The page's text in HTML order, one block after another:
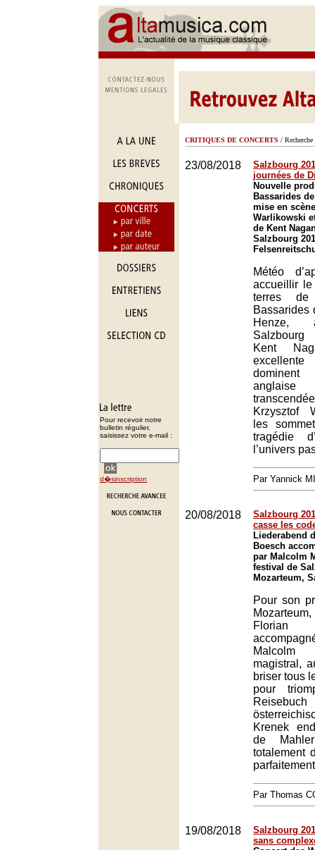
Pour recevoir notre
bulletin régulier,
saisissez votre e-mail :
d�sinscription
CRITIQUES DE CONCERTS / Recherche
23/08/2018
Salzbourg
journées de
Nouvelle
Bassarides
mise en
Warlikowski
de Kent
Salzbourg
Météo
accueillir
terres de
Bassarides
Henze,
Kent
anglaise
Krzysztof
les
tragédie
l’univers
Par Yannick
20/08/2018
Salzbourg
casse les
Liederabend
Boesch
par Malcolm
festival de
Mozarteum,
Pour son
magistral,
briser tous
pour
Krenek
de
totalement
Par Thomas
19/08/2018
Salzbourg
sans